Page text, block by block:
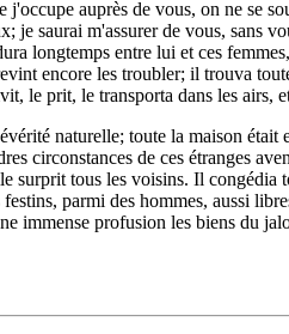
auprès de vous, on ne se
saurai m'assurer de vous, sans
longtemps entre lui et ces
encore les troubler; il trouva
le prit, le transporta dans les airs,
naturelle; toute la maison était
circonstances de ces étranges
tous les voisins. Il congédia
parmi des hommes, aussi
immense profusion les biens du